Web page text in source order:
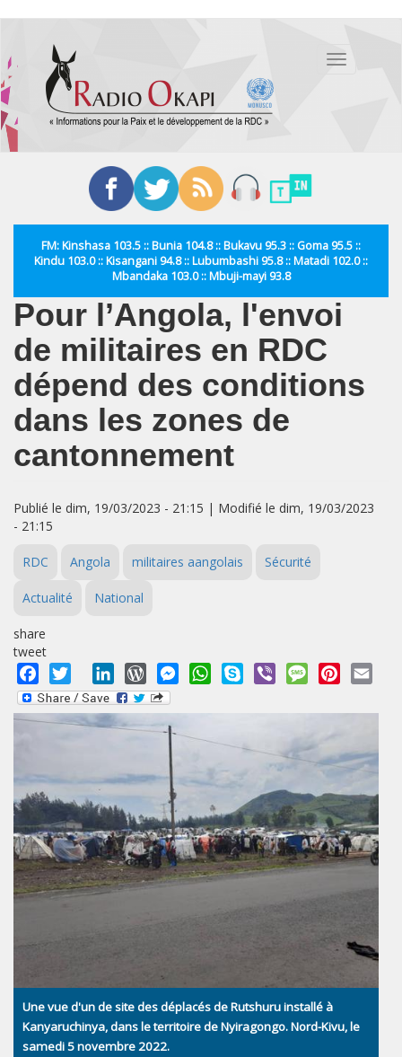
contenu
principal
Toggle
FM: Kinshasa 103.5 :: Bunia 104.8 :: Bukavu 95.3 :: Goma 95.5 ::
Kindu 103.0 :: Kisangani 94.8 :: Lubumbashi 95.8 :: Matadi 102.0 ::
Mbandaka 103.0 :: Mbuji-mayi 93.8
Pour l’Angola, l'envoi
de militaires en RDC
dépend des conditions
dans les zones de
cantonnement
Publié le dim, 19/03/2023 - 21:15 | Modifié le dim, 19/03/2023
- 21:15
RDC Angola militaires aangolais Sécurité
Actualité National
share
tweet
Facebook
Twitter LinkedInWordPressMessengerWhatsApp
Skype Viber MessagePinterest
Une vue d'un de site des déplacés de Rutshuru installé à
Kanyaruchinya, dans le territoire de Nyiragongo. Nord-Kivu, le
samedi 5 novembre 2022.